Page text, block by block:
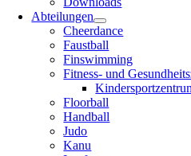
Abteilungen
Cheerdance
Faustball
Finswimming
Fitness- und
Floorball
Handball
Judo
Kanu